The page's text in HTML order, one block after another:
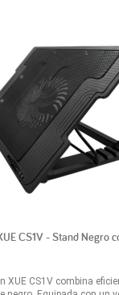
CS1V - Stand Negro
XUE CS1V combina